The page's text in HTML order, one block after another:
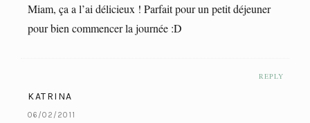
Miam, ça a l’ai délicieux ! Parfait pour un petit déjeuner
pour bien commencer la journée :D
REPLY
KATRINA
06/02/2011